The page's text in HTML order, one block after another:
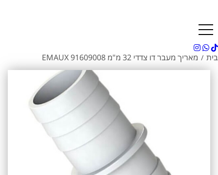
בית / מאריך מעבר דו צדדי 32 מ"מ EMAUX 91609008